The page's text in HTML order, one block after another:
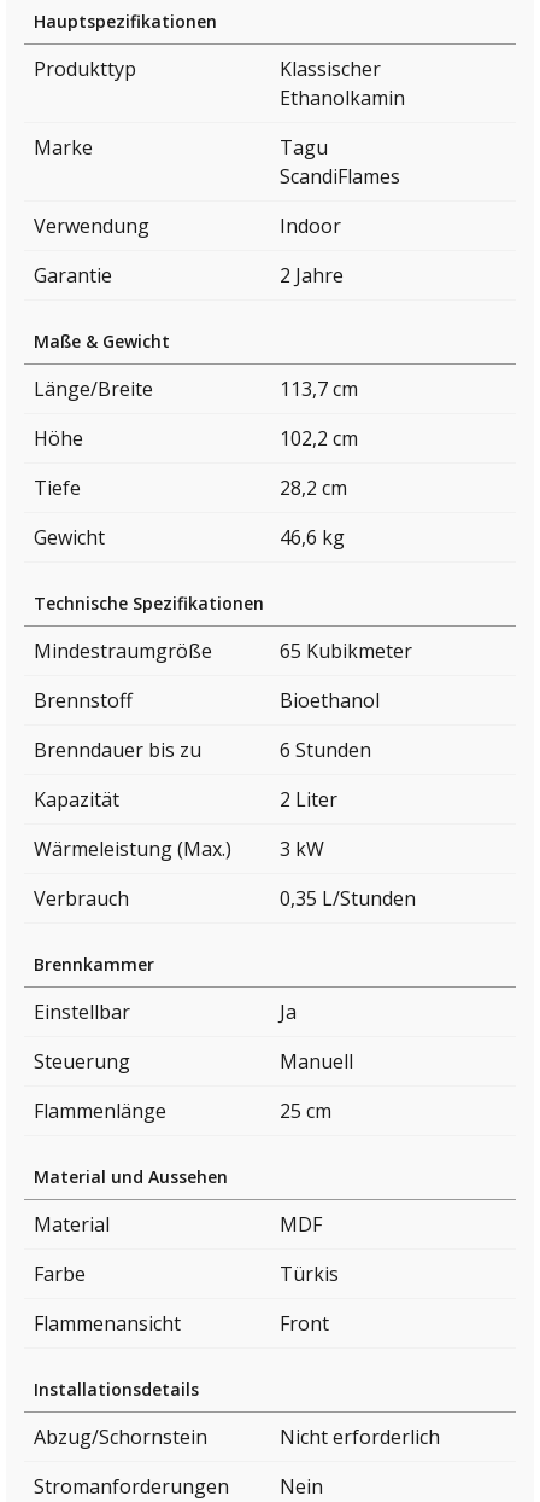
Hauptspezifikationen
Produkttyp
Klassischer
Ethanolkamin
Marke
Tagu
ScandiFlames
Verwendung
Indoor
Garantie
2 Jahre
Maße & Gewicht
Länge/Breite
113,7 cm
Höhe
102,2 cm
Tiefe
28,2 cm
Gewicht
46,6 kg
Technische Spezifikationen
Mindestraumgröße
65 Kubikmeter
Brennstoff
Bioethanol
Brenndauer bis zu
6 Stunden
Kapazität
2 Liter
Wärmeleistung (Max.)
3 kW
Verbrauch
0,35 L/Stunden
Brennkammer
Einstellbar
Ja
Steuerung
Manuell
Flammenlänge
25 cm
Material und Aussehen
Material
MDF
Farbe
Türkis
Flammenansicht
Front
Installationsdetails
Abzug/Schornstein
Nicht erforderlich
Stromanforderungen
Nein